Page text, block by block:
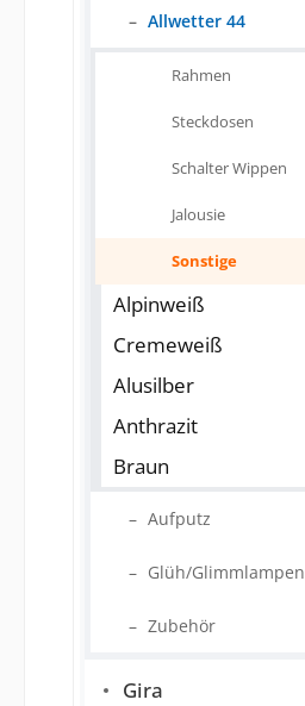
Allwetter 44
Rahmen
Steckdosen
Schalter Wippen
Jalousie
Sonstige
Alpinweiß
Cremeweiß
Alusilber
Anthrazit
Braun
Aufputz
Glüh/Glimmlampen
Zubehör
Gira